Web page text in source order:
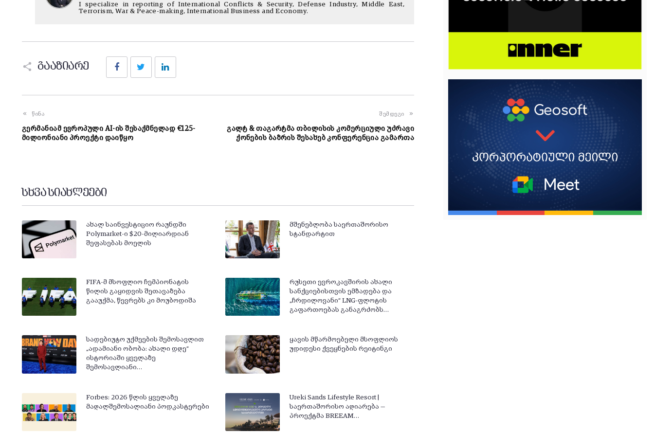
I specialize in reporting of International Conflicts & Security, Defense Industry, Middle East,
Terrorism, War & Peace-making, International Business and Economy.
გააზიარე
FacebookTwitter
წინა
გერმანიამ ევროპული AI-ის შესაქმნელად €125-
მილიონიანი პროექტი დაიწყო
შემდეგი
გალტ & თაგარტმა თბილისის კომერციული უძრავი
ქონების ბაზრის შესახებ კონფერენცია გამართა
სხვა სიახლეები
ახალ საინვესტიციო რაუნდში
Polymarket-ი $20-მილიარდიან
შეფასებას მოელის
მშენებლობა საერთაშორისო
სტანდარტით
FIFA-მ მსოფლიო ჩემპიონატის
წილის გაყიდვის შეთავაზება
გააუქმა, წევრებს კი მოუბოდიშა
რუსეთი ევროკავშირის ახალი
სანქციებისთვის ემზადება და
„ჩრდილოვანი“ LNG-ფლოტის
გაფართოებას განაგრძობს…
სადებიუტო უქმეების შემოსავლით
„ადამიანი ობობა: ახალი დღე“
ისტორიაში ყველაზე
შემოსავლიანი…
ყავის მწარმოებელი მსოფლიოს
უდიდესი ქვეყნების რეიტინგი
Forbes: 2026 წლის ყველაზე
მაღალშემოსალიანი პოდკასტერები
Ureki Sands Lifestyle Resort |
საერთაშორისო აღიარება —
პროექტმა BREEAM…